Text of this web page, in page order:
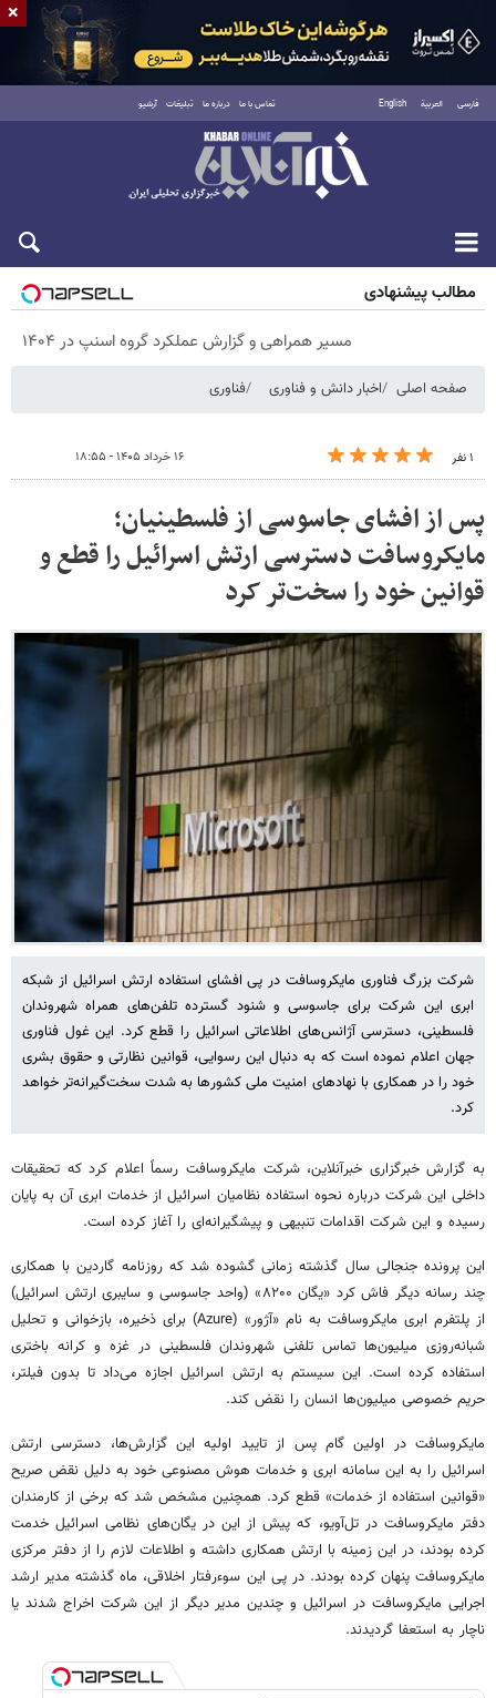
فارسی العربية English تماس با ما درباره ما تبلیغات آرشیو
پنجشنبه ۱۵ مرداد ۱۴۰۵
مطالب پیشنهادی
مسیر همراهی و گزارش عملکرد گروه اسنپ در ۱۴۰۴
صفحه اصلی اخبار دانش و فناوری فناوری
۱ نفر ۱۶ خرداد ۱۴۰۵ - ۱۸:۵۵
پس از افشای جاسوسی از فلسطینیان؛
مایکروسافت دسترسی ارتش اسرائیل را قطع و
قوانین خود را سخت‌تر کرد
شرکت بزرگ فناوری مایکروسافت در پی افشای استفاده ارتش اسرائیل از شبکه
ابری این شرکت برای جاسوسی و شنود گسترده تلفن‌های همراه شهروندان
فلسطینی، دسترسی آژانس‌های اطلاعاتی اسرائیل را قطع کرد. این غول فناوری
جهان اعلام نموده است که به دنبال این رسوایی، قوانین نظارتی و حقوق بشری
خود را در همکاری با نهادهای امنیت ملی کشورها به شدت سخت‌گیرانه‌تر خواهد
کرد.
به گزارش خبرگزاری خبرآنلاین، شرکت مایکروسافت رسماً اعلام کرد که تحقیقات
داخلی این شرکت درباره نحوه استفاده نظامیان اسرائیل از خدمات ابری آن به پایان
رسیده و این شرکت اقدامات تنبیهی و پیشگیرانه‌ای را آغاز کرده است.
این پرونده جنجالی سال گذشته زمانی گشوده شد که روزنامه گاردین با همکاری
چند رسانه دیگر فاش کرد «یگان ۸۲۰۰» (واحد جاسوسی و سایبری ارتش اسرائیل)
از پلتفرم ابری مایکروسافت به نام «آژور» (Azure) برای ذخیره، بازخوانی و تحلیل
شبانه‌روزی میلیون‌ها تماس تلفنی شهروندان فلسطینی در غزه و کرانه باختری
استفاده کرده است. این سیستم به ارتش اسرائیل اجازه می‌داد تا بدون فیلتر،
حریم خصوصی میلیون‌ها انسان را نقض کند.
مایکروسافت در اولین گام پس از تایید اولیه این گزارش‌ها، دسترسی ارتش
اسرائیل را به این سامانه ابری و خدمات هوش مصنوعی خود به دلیل نقض صریح
«قوانین استفاده از خدمات» قطع کرد. همچنین مشخص شد که برخی از کارمندان
دفتر مایکروسافت در تل‌آویو، که پیش از این در یگان‌های نظامی اسرائیل خدمت
کرده بودند، در این زمینه با ارتش همکاری داشته و اطلاعات لازم را از دفتر مرکزی
مایکروسافت پنهان کرده بودند. در پی این سوءرفتار اخلاقی، ماه گذشته مدیر ارشد
اجرایی مایکروسافت در اسرائیل و چندین مدیر دیگر از این شرکت اخراج شدند یا
ناچار به استعفا گردیدند.
×